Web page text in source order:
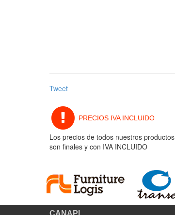
Tweet
PRECIOS IVA INCLUIDO
Los precios de todos nuestros productos
son finales y con IVA INCLUIDO
CANAPI